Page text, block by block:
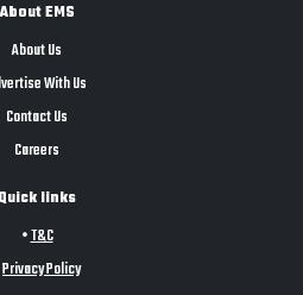
About EMS
About Us
With Us
Contact Us
Careers
Quick links
•T&C
Privacy Policy